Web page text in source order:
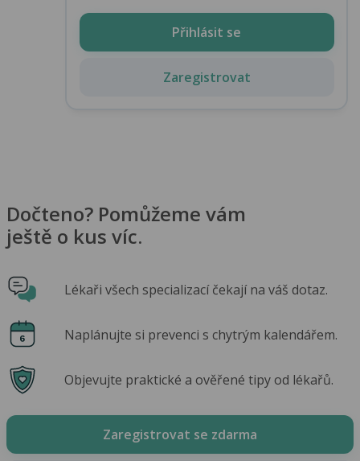
Přihlásit se
Zaregistrovat
Dočteno? Pomůžeme vám
ještě o kus víc.
Lékaři všech specializací čekají na váš dotaz.
Naplánujte si prevenci s chytrým kalendářem.
Objevujte praktické a ověřené tipy od lékařů.
Zaregistrovat se zdarma